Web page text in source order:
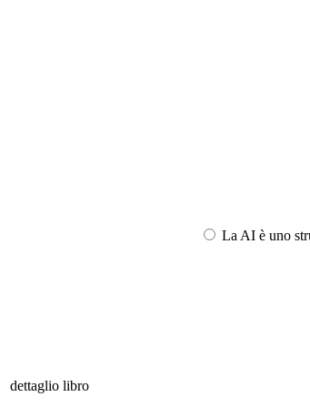
La AI è uno
dettaglio libro